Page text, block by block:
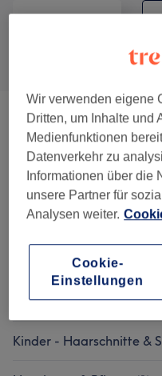
Damen - Haarschnitte &
Fragen Unter
6)
Damen - Farbe &
Unter +4961366814 Tel.
Herren - Haarschnitte &
Fragen Unter
5)
Kinder - Haarschnitte &
Wir verwenden eigene
Dritten, um Inhalte und
Medienfunktionen
Datenverkehr zu
Informationen über die
unsere Partner für
Analysen weiter.
Cookie-
Einstellungen